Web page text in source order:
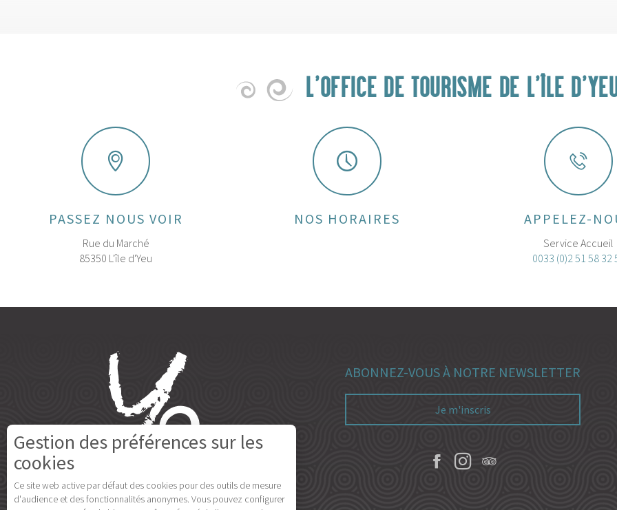
L'OFFICE DE TOURISME DE L'ÎLE
PASSEZ NOUS VOIR
Rue du Marché
85350 L'île d'Yeu
NOS HORAIRES APPELEZ-
Service Accueil
0033 (0)2 51 58 32
ABONNEZ-VOUS À NOTRE NEWSLETTER
Je m'inscris
Gestion des préférences sur les
cookies
Ce site web active par défaut des cookies pour des outils de mesure
d'audience et des fonctionnalités anonymes. Vous pouvez configurer